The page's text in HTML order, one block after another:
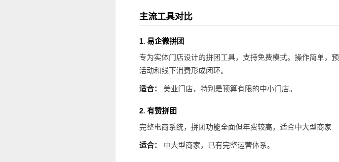
主流工具对比
1. 易企微拼团
专为实体门店设计的拼团工具，支持免费模式。操作简单，
活动和线下消费形成闭环。
适合： 美业门店，特别是预算有限的中小门店。
2. 有赞拼团
完整电商系统，拼团功能全面但年费较高，适合中大型商家
适合： 中大型商家，已有完整运营体系。